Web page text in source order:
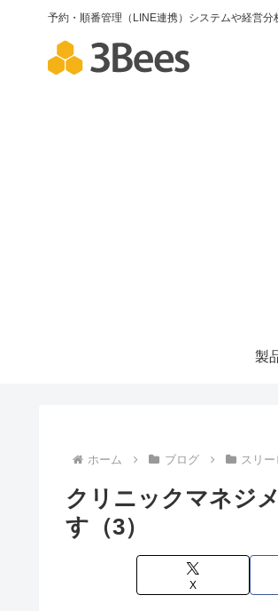
予約・順番管理（LINE連携）システムや経営
製
ホーム ブログ スリ
クリニックマネジ
す（3）
X